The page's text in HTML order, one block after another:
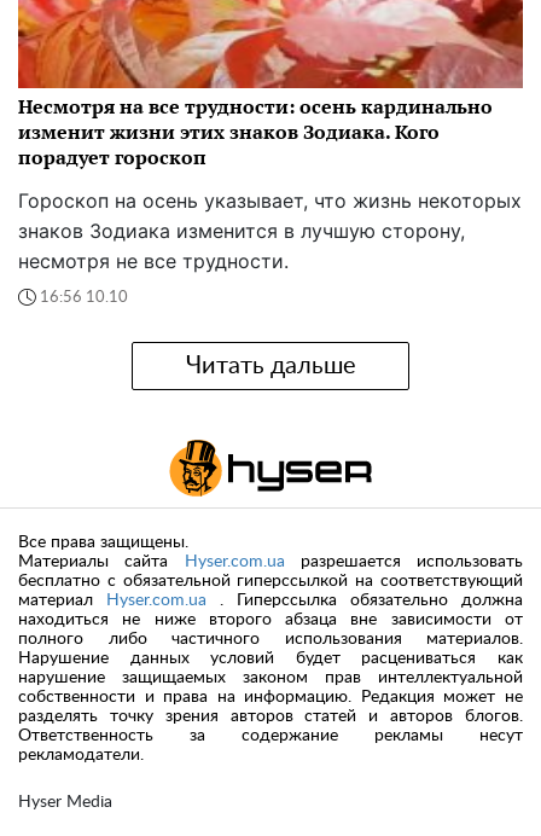
Несмотря на все трудности: осень кардинально
изменит жизни этих знаков Зодиака. Кого
порадует гороскоп
Гороскоп на осень указывает, что жизнь некоторых
знаков Зодиака изменится в лучшую сторону,
несмотря не все трудности.
16:56 10.10
Читать дальше
Hyser Media
Все права защищены.
Материалы сайта
Hyser.com.ua разрешается использовать
бесплатно с обязательной гиперссылкой на соответствующий
материал
Hyser.com.ua . Гиперссылка обязательно должна
находиться не ниже второго абзаца вне зависимости от
полного либо частичного использования материалов.
Нарушение данных условий будет расцениваться как
нарушение защищаемых законом прав интеллектуальной
собственности и права на информацию. Редакция может не
разделять точку зрения авторов статей и авторов блогов.
Ответственность за содержание рекламы несут
рекламодатели.